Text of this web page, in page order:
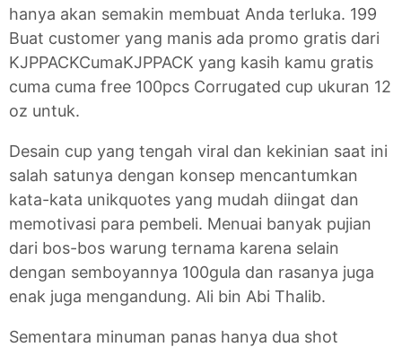
hanya akan semakin membuat Anda terluka. 199
Buat customer yang manis ada promo gratis dari
KJPPACKCumaKJPPACK yang kasih kamu gratis
cuma cuma free 100pcs Corrugated cup ukuran 12
oz untuk.
Desain cup yang tengah viral dan kekinian saat ini
salah satunya dengan konsep mencantumkan
kata-kata unikquotes yang mudah diingat dan
memotivasi para pembeli. Menuai banyak pujian
dari bos-bos warung ternama karena selain
dengan semboyannya 100gula dan rasanya juga
enak juga mengandung. Ali bin Abi Thalib.
Sementara minuman panas hanya dua shot